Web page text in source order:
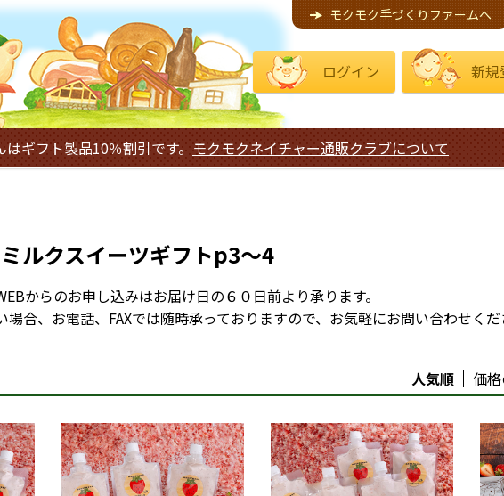
モクモク手づくりファームへ
ログイン 新規
ギフト製品10％割引です。 モクモクネイチャー通販クラブについて
ルクスイーツギフトp3～4
からのお申し込みはお届け日の６０日前より承ります。
合、お電話、FAXでは随時承っておりますので、お気軽にお問い合わせくだ
人気順 価